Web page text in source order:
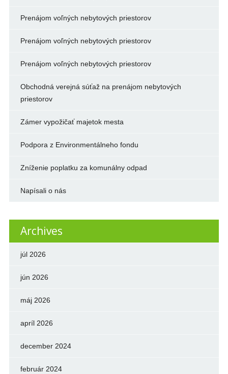
Prenájom voľných nebytových priestorov
Prenájom voľných nebytových priestorov
Prenájom voľných nebytových priestorov
Obchodná verejná súťaž na prenájom nebytových
priestorov
Zámer vypožičať majetok mesta
Podpora z Environmentálneho fondu
Zníženie poplatku za komunálny odpad
Napísali o nás
Archives
júl 2026
jún 2026
máj 2026
apríl 2026
december 2024
február 2024